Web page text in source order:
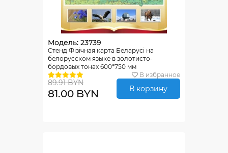
Модель: 23739
Стенд Фiзiчная карта Беларусi на
белорусском языке в золотисто-
бордовых тонах 600*750 мм
В избранное
89.91 BYN
81.00 BYN В корзину